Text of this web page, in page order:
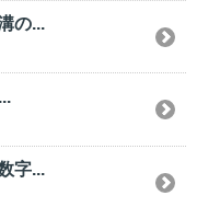
の...
字...